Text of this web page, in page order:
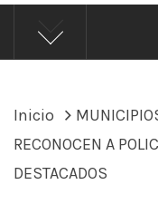
Inicio
RECONOCEN A
DESTACADOS